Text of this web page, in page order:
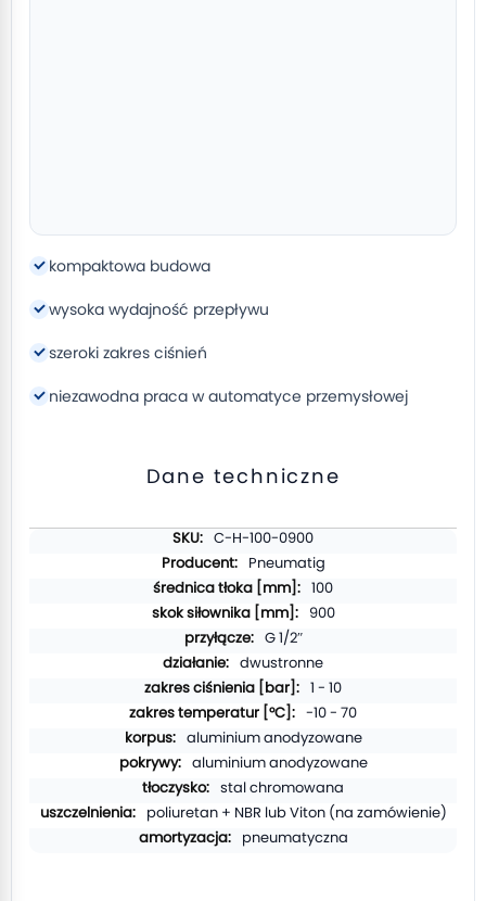
kompaktowa budowa
wysoka wydajność przepływu
szeroki zakres ciśnień
niezawodna praca w automatyce przemysłowej
Dane techniczne
C-H-100-0900
Pneumatig
100
900
G 1/2″
dwustronne
1 - 10
-10 - 70
aluminium anodyzowane
aluminium anodyzowane
stal chromowana
poliuretan + NBR lub Viton (na zamówienie)
pneumatyczna